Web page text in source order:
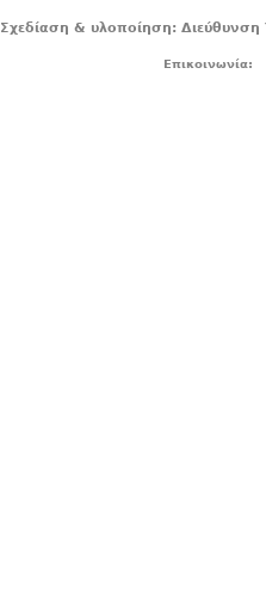
Σχεδίαση & υλοποίηση:
Επικοινωνία: